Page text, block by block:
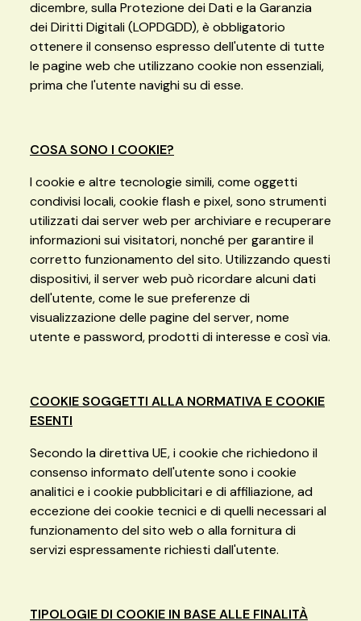
dicembre, sulla Protezione dei Dati e la Garanzia
dei Diritti Digitali (LOPDGDD), è obbligatorio
ottenere il consenso espresso dell'utente di tutte
le pagine web che utilizzano cookie non essenziali,
prima che l'utente navighi su di esse.
COSA SONO I COOKIE?
I cookie e altre tecnologie simili, come oggetti
condivisi locali, cookie flash e pixel, sono strumenti
utilizzati dai server web per archiviare e recuperare
informazioni sui visitatori, nonché per garantire il
corretto funzionamento del sito. Utilizzando questi
dispositivi, il server web può ricordare alcuni dati
dell'utente, come le sue preferenze di
visualizzazione delle pagine del server, nome
utente e password, prodotti di interesse e così via.
COOKIE SOGGETTI ALLA NORMATIVA E COOKIE
ESENTI
Secondo la direttiva UE, i cookie che richiedono il
consenso informato dell'utente sono i cookie
analitici e i cookie pubblicitari e di affiliazione, ad
eccezione dei cookie tecnici e di quelli necessari al
funzionamento del sito web o alla fornitura di
servizi espressamente richiesti dall'utente.
TIPOLOGIE DI COOKIE IN BASE ALLE FINALITÀ